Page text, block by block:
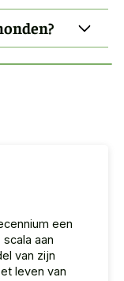
een
aan
van zijn
leven van